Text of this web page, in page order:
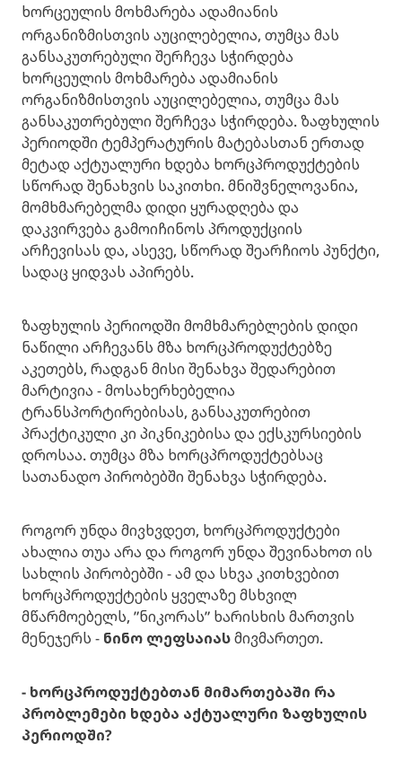
ხორცეულის მოხმარება ადამიანის
ორგანიზმისთვის აუცილებელია, თუმცა მას
განსაკუთრებული შერჩევა სჭირდება
ხორცეულის მოხმარება ადამიანის
ორგანიზმისთვის აუცილებელია, თუმცა მას
განსაკუთრებული შერჩევა სჭირდება. ზაფხულის
პერიოდში ტემპერატურის მატებასთან ერთად
მეტად აქტუალური ხდება ხორცპროდუქტების
სწორად შენახვის საკითხი. მნიშვნელოვანია,
მომხმარებელმა დიდი ყურადღება და
დაკვირვება გამოიჩინოს პროდუქციის
არჩევისას და, ასევე, სწორად შეარჩიოს პუნქტი,
სადაც ყიდვას აპირებს.
ზაფხულის პერიოდში მომხმარებლების დიდი
ნაწილი არჩევანს მზა ხორცპროდუქტებზე
აკეთებს, რადგან მისი შენახვა შედარებით
მარტივია - მოსახერხებელია
ტრანსპორტირებისას, განსაკუთრებით
პრაქტიკული კი პიკნიკებისა და ექსკურსიების
დროსაა. თუმცა მზა ხორცპროდუქტებსაც
სათანადო პირობებში შენახვა სჭირდება.
როგორ უნდა მივხვდეთ, ხორცპროდუქტები
ახალია თუა არა და როგორ უნდა შევინახოთ ის
სახლის პირობებში - ამ და სხვა კითხვებით
ხორცპროდუქტების ყველაზე მსხვილ
მწარმოებელს, ”ნიკორას” ხარისხის მართვის
მენეჯერს - ნინო ლეფსაიასმივმართეთ.
- ხორცპროდუქტებთან მიმართებაში რა
პრობლემები ხდება აქტუალური ზაფხულის
პერიოდში?